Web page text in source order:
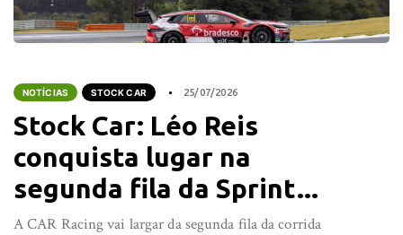
NOTÍCIAS STOCK CAR 25/07/2026
Stock Car: Léo Reis
conquista lugar na
segunda fila da Sprint...
A CAR Racing vai largar da segunda fila da corrida